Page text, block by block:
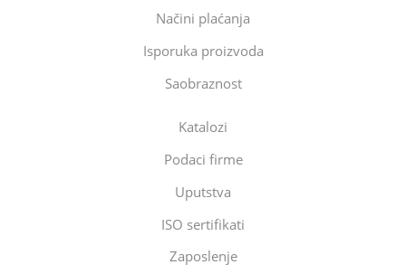
Načini plaćanja
Isporuka proizvoda
Saobraznost
Katalozi
Podaci firme
Uputstva
ISO sertifikati
Zaposlenje